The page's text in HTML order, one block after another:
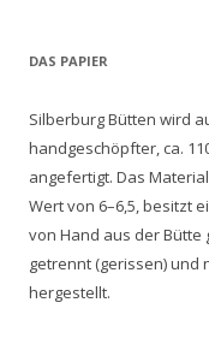
DAS PAPIER
Silberburg Bütten wird
handgeschöpfter, ca.
angefertigt. Das
Wert von 6–6,5, besitzt
von Hand aus der Bütte
getrennt (gerissen) und
hergestellt.